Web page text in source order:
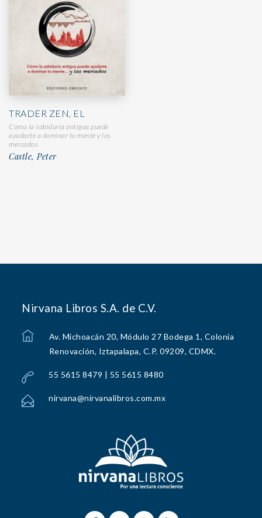
TRADER ZEN, EL
Cómo la sabiduría antigua puede
ayudarte a dominar tu mente y los
mercados
Castle, Peter
Nirvana Libros S.A. de C.V.
Av. Michoacán 20, Módulo 27 Bodega 1, Colonia
Renovación, Iztapalapa, C.P. 09209, CDMX.
55 5615 8479 | 55 5615 8480
nirvana@nirvanalibros.com.mx